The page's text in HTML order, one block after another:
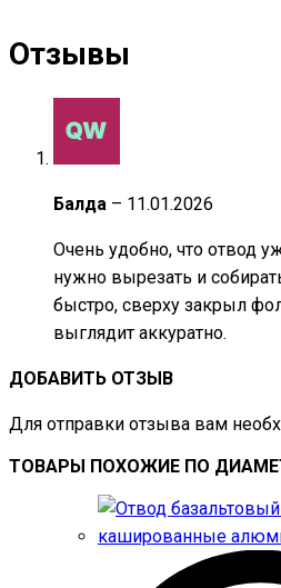
Отзывы
Балда – 11.01.2026
Очень удобно, что отвод
нужно вырезать и
быстро, сверху закрыл
выглядит аккуратно.
ДОБАВИТЬ ОТЗЫВ
Для отправки отзыва вам
ТОВАРЫ ПОХОЖИЕ ПО